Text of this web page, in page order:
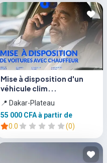
Mise à disposition d'un
véhicule clim...
📍 Dakar-Plateau
55 000 CFAà partir de
0.0
(0)